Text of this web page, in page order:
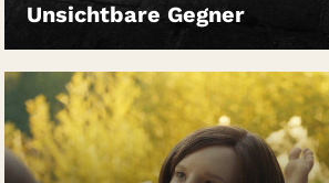
Unsichtbare Gegner
LEIHEN